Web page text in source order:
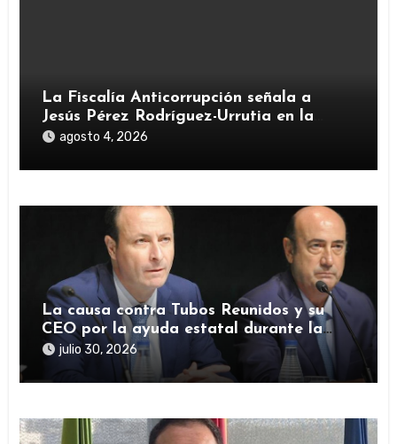
La Fiscalía Anticorrupción señala a
Jesús Pérez Rodríguez-Urrutia en la
investigación del rescate de Tubos
agosto 4, 2026
La causa contra Tubos Reunidos y su
CEO por la ayuda estatal durante la
pandemia sigue abierta
julio 30, 2026